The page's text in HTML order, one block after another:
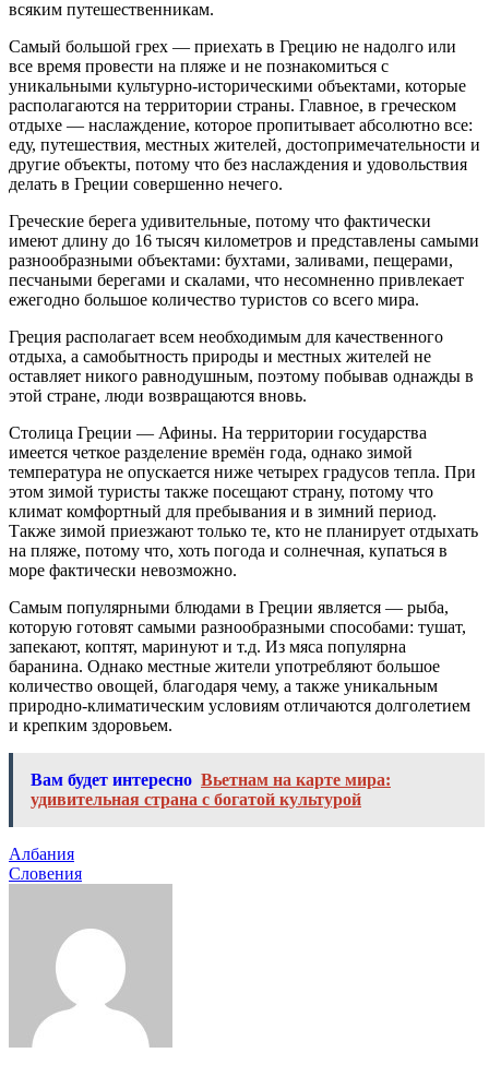
всяким путешественникам.
Самый большой грех — приехать в Грецию не надолго или
все время провести на пляже и не познакомиться с
уникальными культурно-историческими объектами, которые
располагаются на территории страны. Главное, в греческом
отдыхе — наслаждение, которое пропитывает абсолютно все:
еду, путешествия, местных жителей, достопримечательности и
другие объекты, потому что без наслаждения и удовольствия
делать в Греции совершенно нечего.
Греческие берега удивительные, потому что фактически
имеют длину до 16 тысяч километров и представлены самыми
разнообразными объектами: бухтами, заливами, пещерами,
песчаными берегами и скалами, что несомненно привлекает
ежегодно большое количество туристов со всего мира.
Греция располагает всем необходимым для качественного
отдыха, а самобытность природы и местных жителей не
оставляет никого равнодушным, поэтому побывав однажды в
этой стране, люди возвращаются вновь.
Столица Греции — Афины. На территории государства
имеется четкое разделение времён года, однако зимой
температура не опускается ниже четырех градусов тепла. При
этом зимой туристы также посещают страну, потому что
климат комфортный для пребывания и в зимний период.
Также зимой приезжают только те, кто не планирует отдыхать
на пляже, потому что, хоть погода и солнечная, купаться в
море фактически невозможно.
Самым популярными блюдами в Греции является — рыба,
которую готовят самыми разнообразными способами: тушат,
запекают, коптят, маринуют и т.д. Из мяса популярна
баранина. Однако местные жители употребляют большое
количество овощей, благодаря чему, а также уникальным
природно-климатическим условиям отличаются долголетием
и крепким здоровьем.
Вам будет интересно Вьетнам на карте мира:
удивительная страна с богатой культурой
Навигация
по
Албания
Словения